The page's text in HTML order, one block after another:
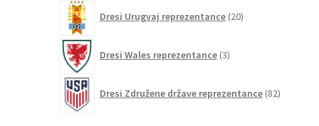
Dresi Urugvaj reprezentance 20izdelkov
Dresi Wales reprezentance 3izdelki
Dresi Združene države reprezentance 82izdelkov